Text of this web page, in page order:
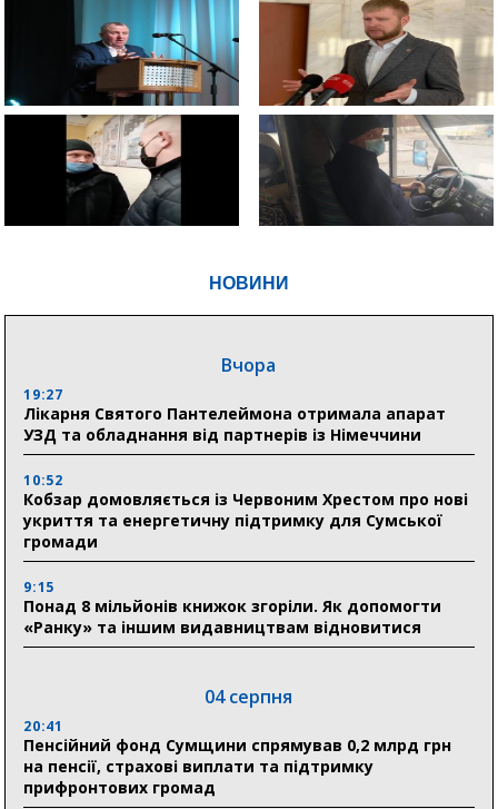
НОВИНИ
Вчора
19:27
Лікарня Святого Пантелеймона отримала апарат
УЗД та обладнання від партнерів із Німеччини
10:52
Кобзар домовляється із Червоним Хрестом про нові
укриття та енергетичну підтримку для Сумської
громади
9:15
Понад 8 мільйонів книжок згоріли. Як допомогти
«Ранку» та іншим видавництвам відновитися
04 серпня
20:41
Пенсійний фонд Сумщини спрямував 0,2 млрд грн
на пенсії, страхові виплати та підтримку
прифронтових громад